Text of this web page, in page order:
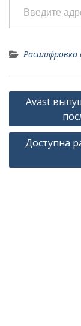
известен,
вымогатели,
на него в этом
году приходится
атак. Более того,
следующий
вышеупомянутый
Dharma,
Расшифровка
Навигация
записям
Avast
Доступна